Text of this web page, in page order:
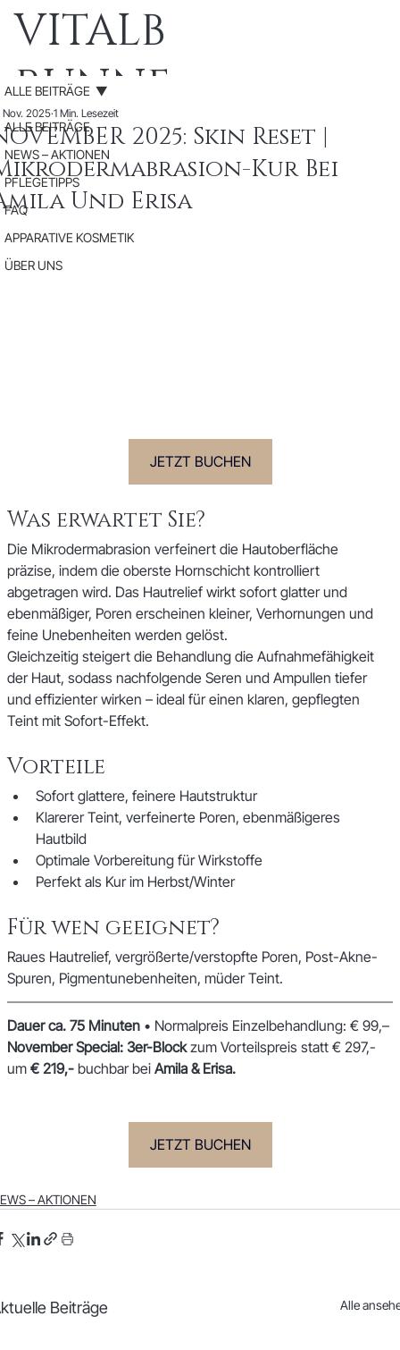
VITALB
RUNNE
N
Medic
al
ALLE BEITRÄGE
NEWS – AKTIONEN
PFLEGETIPPS
FAQ
APPARATIVE KOSMETIK
ÜBER UNS
ALLE BEITRÄGE
2025: Skin Reset |
Kur Bei
Und Erisa
Nov. 2025 1 Min. Lesezeit
JETZT BUCHEN
Was erwartet Sie?
Die Mikrodermabrasion verfeinert die Hautoberfläche
präzise, indem die oberste Hornschicht kontrolliert
abgetragen wird. Das Hautrelief wirkt sofort glatter und
ebenmäßiger, Poren erscheinen kleiner, Verhornungen und
feine Unebenheiten werden gelöst.
Gleichzeitig steigert die Behandlung die Aufnahmefähigkeit
der Haut, sodass nachfolgende Seren und Ampullen tiefer
und effizienter wirken – ideal für einen klaren, gepflegten
Teint mit Sofort-Effekt.
Vorteile
Sofort glattere, feinere Hautstruktur
Klarerer Teint, verfeinerte Poren, ebenmäßigeres
Hautbild
Optimale Vorbereitung für Wirkstoffe
Perfekt als Kur im Herbst/Winter
Für wen geeignet?
Raues Hautrelief, vergrößerte/verstopfte Poren, Post-Akne-
Spuren, Pigmentunebenheiten, müder Teint.
Dauer ca. 75 Minuten • Normalpreis Einzelbehandlung: € 99,–
November Special: 3er-Block zum Vorteilspreis statt € 297,-
um € 219,- buchbar bei Amila & Erisa.
JETZT BUCHEN
– AKTIONEN
Beiträge Alle